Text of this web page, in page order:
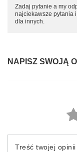
Zadaj pytanie a my
najciekawsze pytania
dla innych.
NAPISZ SWOJĄ
Treść twojej opinii